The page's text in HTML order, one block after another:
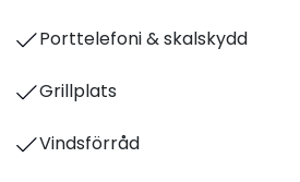
Porttelefoni & skalskydd
Grillplats
Vindsförråd